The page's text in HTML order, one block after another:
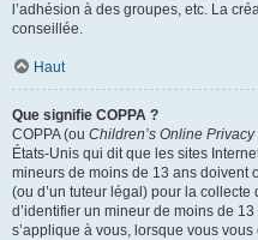
l’adhésion à des groupes, etc. La
conseillée.
Haut
Que signifie COPPA ?
COPPA (ou Children’s Online
États-Unis qui dit que les sites
mineurs de moins de 13 ans doivent
(ou d’un tuteur légal) pour la
d’identifier un mineur de moins de
s’applique à vous, lorsque vous